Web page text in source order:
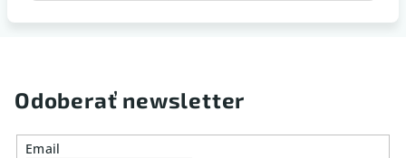
Odoberať newsletter
Email